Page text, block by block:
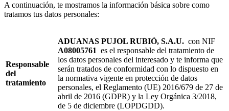
A continuación, te mostramos la información básica sobre como
tratamos tus datos personales:
Responsable
del
tratamiento
ADUANAS PUJOL RUBIÓ, S.A.U. con NIF
A08005761 es el responsable del tratamiento de
los datos personales del interesado y te informa que
serán tratados de conformidad con lo dispuesto en
la normativa vigente en protección de datos
personales, el Reglamento (UE) 2016/679 de 27 de
abril de 2016 (GDPR) y la Ley Orgánica 3/2018,
de 5 de diciembre (LOPDGDD).